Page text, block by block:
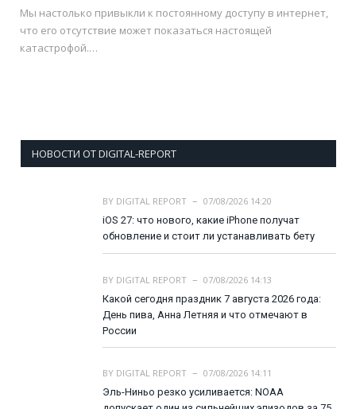
Мы настолько привыкли к постоянному доступу в интернет,
что его отсутствие может показаться настоящей
катастрофой.…
НОВОСТИ ОТ DIGITAL-REPORT
BY DIGITAL REPORT
07/08/2026 14:20
iOS 27: что нового, какие iPhone получат
обновление и стоит ли устанавливать бету
BY DIGITAL REPORT
07/08/2026 14:13
Какой сегодня праздник 7 августа 2026 года:
День пива, Анна Летняя и что отмечают в
России
BY DIGITAL REPORT
07/08/2026 14:11
Эль-Ниньо резко усиливается: NOAA